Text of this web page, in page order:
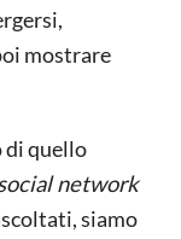
mostrare
di quello
network
siamo